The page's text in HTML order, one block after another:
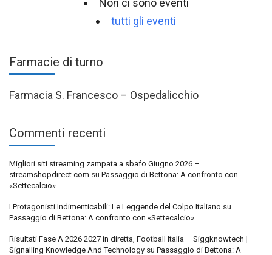
tutti gli eventi
Farmacie di turno
Farmacia S. Francesco – Ospedalicchio
Commenti recenti
Migliori siti streaming zampata a sbafo Giugno 2026 –
streamshopdirect.com su Passaggio di Bettona: A confronto con
«Settecalcio»
I Protagonisti Indimenticabili: Le Leggende del Colpo Italiano su
Passaggio di Bettona: A confronto con «Settecalcio»
Risultati Fase A 2026 2027 in diretta, Football Italia – Siggknowtech |
Signalling Knowledge And Technology su Passaggio di Bettona: A